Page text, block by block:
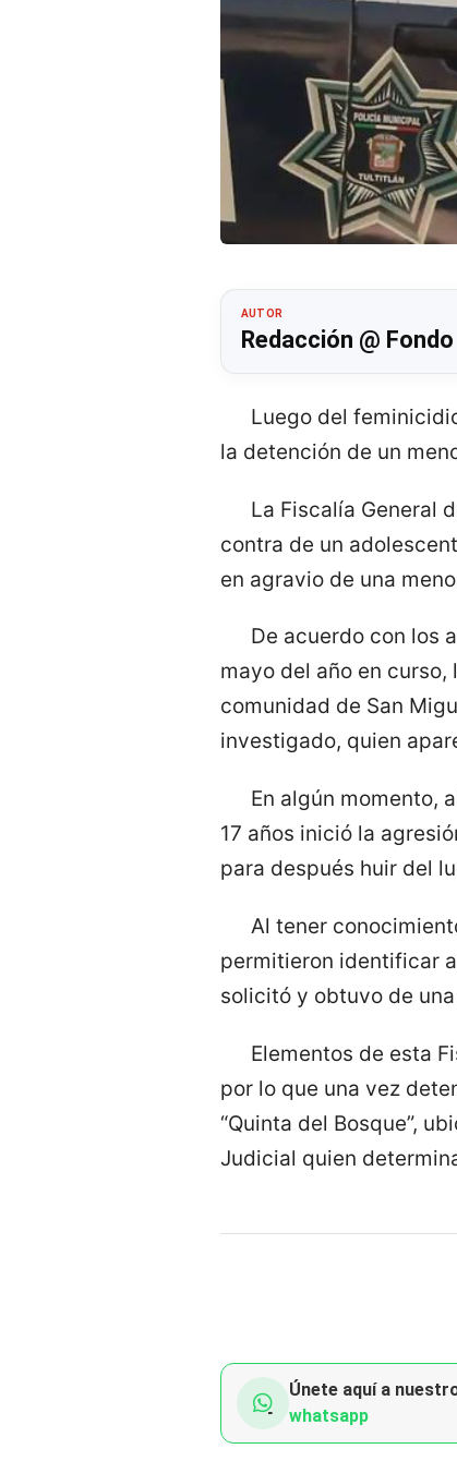
AUTOR
Redacción @ Fondo
Luego del
la detención de un
La Fiscalía General
contra de un
en agravio de una
De acuerdo con los
mayo del año en
comunidad de San
investigado, quien
En algún momento,
17 años inició la
para después huir del
Al tener
permitieron identificar
solicitó y obtuvo de
Elementos de esta
por lo que una vez
“Quinta del Bosque”,
Judicial quien
Únete aquí a
whatsapp